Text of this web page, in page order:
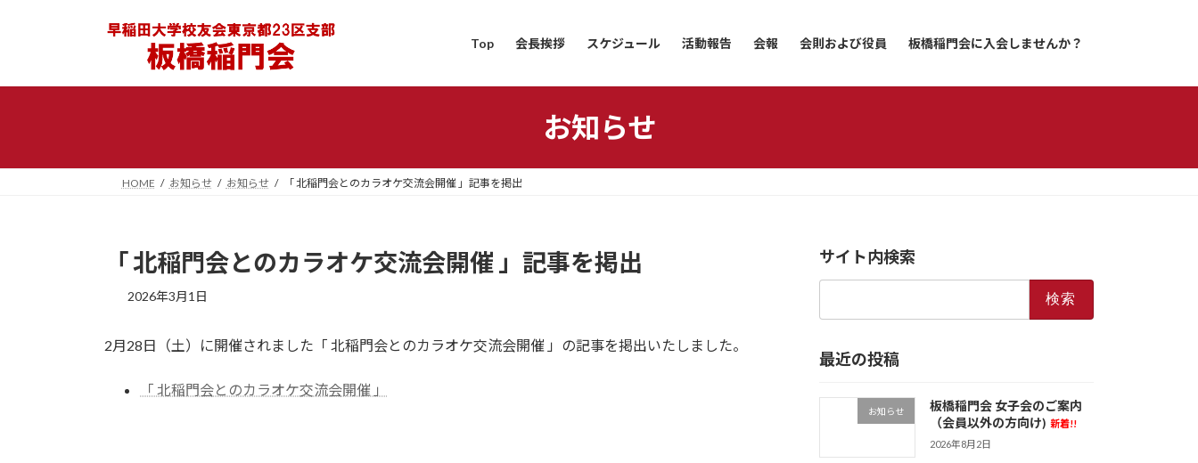
Top 会長挨拶 スケジュール 活動報告 会報 会則および役員 板橋稲門会に入会しませんか？
お知らせ
HOME お知らせ お知らせ 「 北稲門会とのカラオケ交流会開催 」記事を掲出
「 北稲門会とのカラオケ交流会開催 」記事を掲出
2026年3月1日
2月28日（土）に開催されました「 北稲門会とのカラオケ交流会開催 」の記事を掲出いたしました。
「 北稲門会とのカラオケ交流会開催 」
サイト内検索
最近の投稿
お知らせ
板橋稲門会 女子会のご案内
（会員以外の方向け) 新着!!
2026年8月2日